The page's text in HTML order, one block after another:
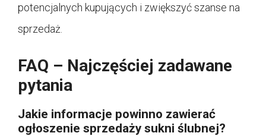
potencjalnych kupujących i zwiększyć szanse na
sprzedaż.
FAQ – Najczęściej zadawane
pytania
Jakie informacje powinno zawierać
ogłoszenie sprzedaży sukni ślubnej?